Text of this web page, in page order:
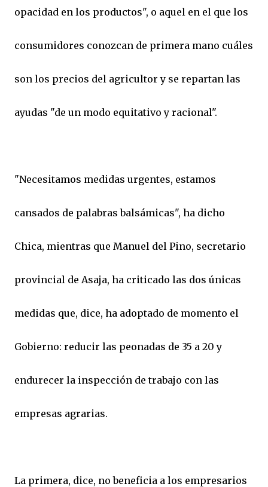
opacidad en los productos", o aquel en el que los
consumidores conozcan de primera mano cuáles
son los precios del agricultor y se repartan las
ayudas "de un modo equitativo y racional".
"Necesitamos medidas urgentes, estamos
cansados de palabras balsámicas", ha dicho
Chica, mientras que Manuel del Pino, secretario
provincial de Asaja, ha criticado las dos únicas
medidas que, dice, ha adoptado de momento el
Gobierno: reducir las peonadas de 35 a 20 y
endurecer la inspección de trabajo con las
empresas agrarias.
La primera, dice, no beneficia a los empresarios